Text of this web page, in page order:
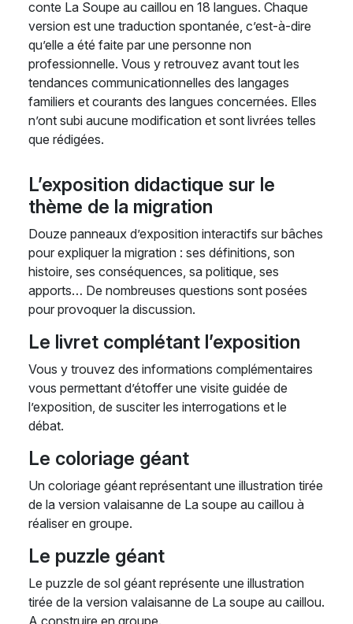
conte La Soupe au caillou en 18 langues. Chaque
version est une traduction spontanée, c’est-à-dire
qu’elle a été faite par une personne non
professionnelle. Vous y retrouvez avant tout les
tendances communicationnelles des langages
familiers et courants des langues concernées. Elles
n’ont subi aucune modification et sont livrées telles
que rédigées.
L’exposition didactique sur le
thème de la migration
Douze panneaux d’exposition interactifs sur bâches
pour expliquer la migration : ses définitions, son
histoire, ses conséquences, sa politique, ses
apports… De nombreuses questions sont posées
pour provoquer la discussion.
Le livret complétant l’exposition
Vous y trouvez des informations complémentaires
vous permettant d’étoffer une visite guidée de
l’exposition, de susciter les interrogations et le
débat.
Le coloriage géant
Un coloriage géant représentant une illustration tirée
de la version valaisanne de La soupe au caillou à
réaliser en groupe.
Le puzzle géant
Le puzzle de sol géant représente une illustration
tirée de la version valaisanne de La soupe au caillou.
A construire en groupe.